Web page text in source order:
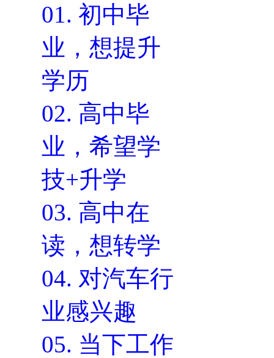
01. 初中毕
业，想提升
学历
02. 高中毕
业，希望学
技+升学
03. 高中在
读，想转学
04. 对汽车行
业感兴趣
05. 当下工作